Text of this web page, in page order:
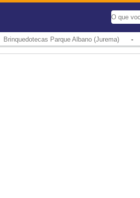
Brinquedotecas Parque Albano (Jurema)-